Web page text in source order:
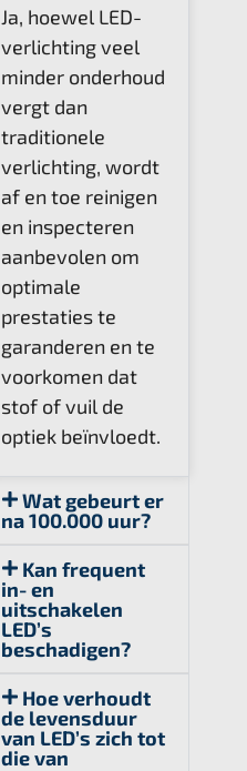
Ja, hoewel LED-
verlichting veel
minder onderhoud
vergt dan
traditionele
verlichting, wordt
af en toe reinigen
en inspecteren
aanbevolen om
optimale
prestaties te
garanderen en te
voorkomen dat
stof of vuil de
optiek beïnvloedt.
Wat gebeurt er
na 100.000 uur?
Kan frequent
in- en
uitschakelen
LED’s
beschadigen?
Hoe verhoudt
de levensduur
van LED’s zich tot
die van